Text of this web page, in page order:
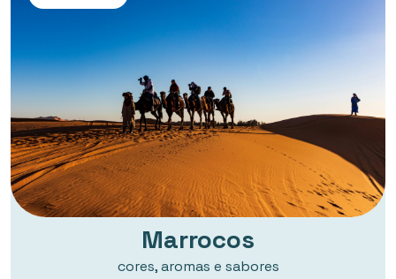
Marrocos
cores, aromas e sabores